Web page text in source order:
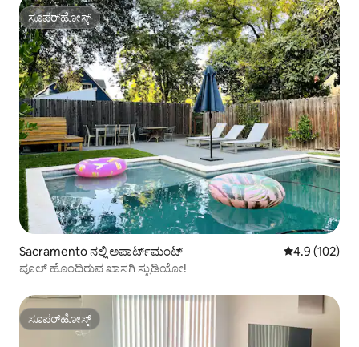
ಸೂಪರ್‌ಹೋಸ್ಟ್
ಸೂಪರ್‌ಹೋಸ್ಟ್
Sacramento ನಲ್ಲಿ ಅಪಾರ್ಟ್‌ಮಂಟ್ 5 ರಲ್ಲಿ 4.9
4.9 (102)
ಪೂಲ್ ಹೊಂದಿರುವ ಖಾಸಗಿ ಸ್ಟುಡಿಯೋ!
ಸೂಪರ್‌ಹೋಸ್ಟ್
ಸೂಪರ್‌ಹೋಸ್ಟ್